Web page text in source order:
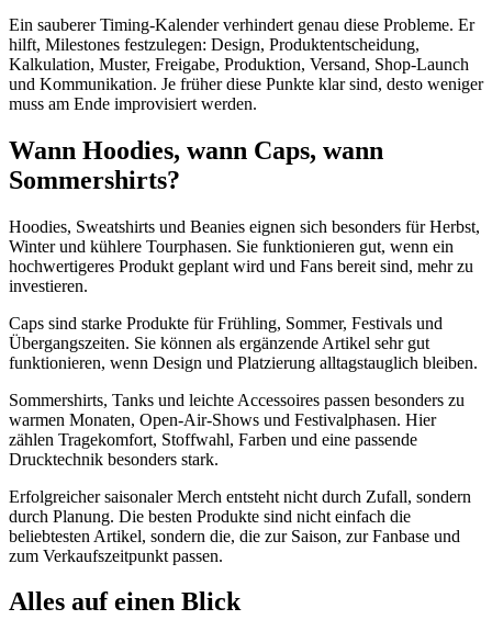
Ein sauberer Timing-Kalender verhindert genau diese Probleme. Er
hilft, Milestones festzulegen: Design, Produktentscheidung,
Kalkulation, Muster, Freigabe, Produktion, Versand, Shop-Launch
und Kommunikation. Je früher diese Punkte klar sind, desto weniger
muss am Ende improvisiert werden.
Wann Hoodies, wann Caps, wann
Sommershirts?
Hoodies, Sweatshirts und Beanies eignen sich besonders für Herbst,
Winter und kühlere Tourphasen. Sie funktionieren gut, wenn ein
hochwertigeres Produkt geplant wird und Fans bereit sind, mehr zu
investieren.
Caps sind starke Produkte für Frühling, Sommer, Festivals und
Übergangszeiten. Sie können als ergänzende Artikel sehr gut
funktionieren, wenn Design und Platzierung alltagstauglich bleiben.
Sommershirts, Tanks und leichte Accessoires passen besonders zu
warmen Monaten, Open-Air-Shows und Festivalphasen. Hier
zählen Tragekomfort, Stoffwahl, Farben und eine passende
Drucktechnik besonders stark.
Erfolgreicher saisonaler Merch entsteht nicht durch Zufall, sondern
durch Planung. Die besten Produkte sind nicht einfach die
beliebtesten Artikel, sondern die, die zur Saison, zur Fanbase und
zum Verkaufszeitpunkt passen.
Alles auf einen Blick